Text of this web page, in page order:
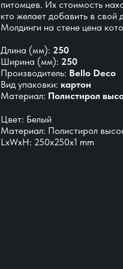
питомцев. Их стоимость
кто желает добавить в свой
Молдинги на стене цена
Длина (мм): 250
Ширина (мм): 250
Производитель: Bello Deco
Вид упаковки: картон
Материал: Полистирол
Цвет: Белый
Материал: Полистирол
LxWxH: 250x250x1 mm